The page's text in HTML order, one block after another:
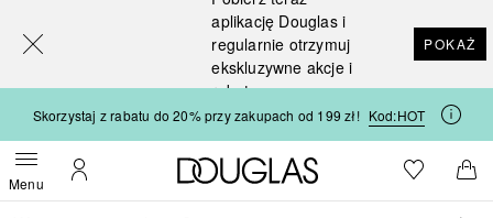
aplikację Douglas i
regularnie otrzymuj
ekskluzywne akcje i
rabaty
POKAŻ
Skorzystaj z rabatu do 20% przy zakupach od 199 zł! Kod:HOT
MenuOtwórz menuMoje konto
Strona główna Douglas
Do listyDo
Wracać
Wykonaj wyszukiwanie
[navigation.slideout.screenreader]